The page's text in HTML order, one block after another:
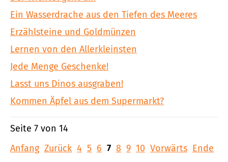
Ein Wasserdrache aus den Tiefen des Meeres
Erzählsteine und Goldmünzen
Lernen von den Allerkleinsten
Jede Menge Geschenke!
Lasst uns Dinos ausgraben!
Kommen Äpfel aus dem Supermarkt?
Seite 7 von 14
Anfang Zurück 4 5 6 7 8 9 10 Vorwärts Ende